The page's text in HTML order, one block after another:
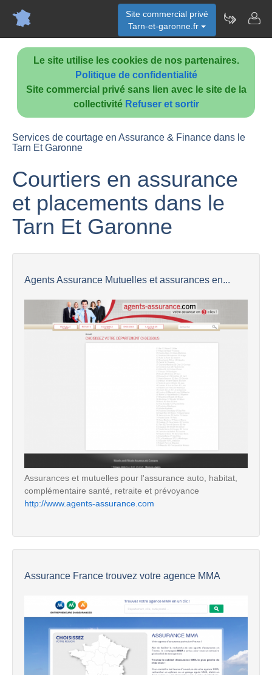
Le site utilise les cookies de nos partenaires.
Politique de confidentialité
Site commercial privé sans lien avec le site de la
collectivité Refuser et sortir
Site commercial privé
Tarn-et-garonne.fr
Services de courtage en Assurance & Finance dans le
Tarn Et Garonne
Courtiers en assurance
et placements dans le
Tarn Et Garonne
Agents Assurance Mutuelles et assurances en...
Assurances et mutuelles pour l'assurance auto, habitat,
complémentaire santé, retraite et prévoyance
http://www.agents-assurance.com
Assurance France trouvez votre agence MMA